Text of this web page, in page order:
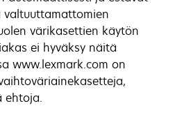
värikasettien käytön
ei hyväksy näitä
www.lexmark.com on
ehtoja.